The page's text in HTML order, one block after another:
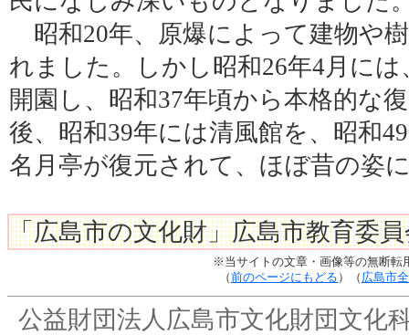
昭和20年、原爆によって建物や
れました。しかし昭和26年4月に
開園し、昭和37年頃から本格的な
後、昭和39年には清風館を、昭和
名月亭が復元されて、ほぼ昔の姿
「広島市の文化財」広島市教育委
※当サイトの文章・画像等の無断転
（前のページにもどる ）（ 広島市
公益財団法人広島市文化財団文化